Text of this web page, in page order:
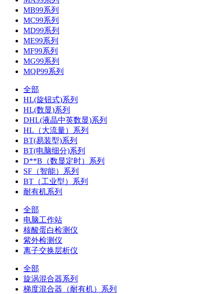
MB99系列
MC99系列
MD99系列
ME99系列
MF99系列
MG99系列
MQP99系列
全部
HL(旋钮式)系列
HL(数显)系列
DHL(液晶中英数显)系列
HL（大流量）系列
BT(易装型)系列
BT(电脑细分)系列
D**B（数显定时）系列
SF（智能）系列
BT（工业型）系列
耐有机系列
全部
电脑工作站
核酸蛋白检测仪
紫外检测仪
离子交换层析仪
全部
旋涡混合器系列
梯度混合器（耐有机）系列